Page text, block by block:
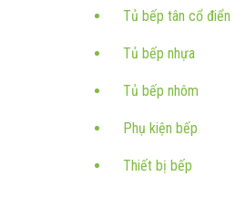
Tủ bếp tân cổ điển
Tủ bếp nhựa
Tủ bếp nhôm
Phụ kiện bếp
Thiết bị bếp